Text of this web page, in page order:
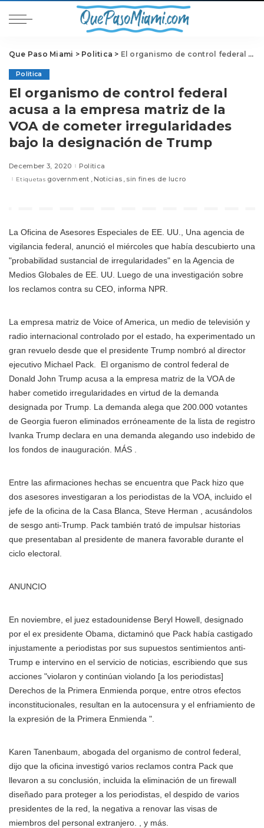
Que Paso Miami > Politica > El organismo de control federal acusa a la empresa matriz de la VOA de cometer irregularidades bajo la designación de Trump
Politica
El organismo de control federal
acusa a la empresa matriz de la
VOA de cometer irregularidades
bajo la designación de Trump
December 3, 2020 Politica
Etiquetas government Noticias sin fines de lucro
La Oficina de Asesores Especiales de EE. UU., Una agencia de
vigilancia federal, anunció el miércoles que había descubierto una
"probabilidad sustancial de irregularidades" en la Agencia de
Medios Globales de EE. UU. Luego de una investigación sobre
los reclamos contra su CEO, informa NPR.
La empresa matriz de Voice of America, un medio de televisión y
radio internacional controlado por el estado, ha experimentado un
gran revuelo desde que el presidente Trump nombró al director
ejecutivo Michael Pack.
El organismo de control federal de
Donald John Trump acusa a la empresa matriz de la VOA de
haber cometido irregularidades en virtud de la demanda
designada por Trump. La demanda alega que 200.000 votantes
de Georgia fueron eliminados erróneamente de la lista de registro
Ivanka Trump declara en una demanda alegando uso indebido de
los fondos de inauguración. MÁS
Entre las afirmaciones hechas se encuentra que Pack hizo que
dos asesores investigaran a los periodistas de la VOA, incluido el
jefe de la oficina de la Casa Blanca, Steve Herman , acusándolos
de sesgo anti-Trump. Pack también trató de impulsar historias
que presentaban al presidente de manera favorable durante el
ciclo electoral.
ANUNCIO
En noviembre, el juez estadounidense Beryl Howell, designado
por el ex presidente Obama, dictaminó que Pack había castigado
injustamente a periodistas por sus supuestos sentimientos anti-
Trump e intervino en el servicio de noticias, escribiendo que sus
acciones "violaron y continúan violando [a los periodistas]
Derechos de la Primera Enmienda porque, entre otros efectos
inconstitucionales, resultan en la autocensura y el enfriamiento de
la expresión de la Primera Enmienda ".
Karen Tanenbaum, abogada del organismo de control federal,
dijo que la oficina investigó varios reclamos contra Pack que
llevaron a su conclusión, incluida la eliminación de un firewall
diseñado para proteger a los periodistas, el despido de varios
presidentes de la red, la negativa a renovar las visas de
miembros del personal extranjero. , y más.